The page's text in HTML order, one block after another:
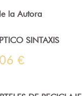
la Autora
SINTAXIS
€